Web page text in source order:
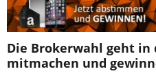
Die Brokerwahl geht in
mitmachen und